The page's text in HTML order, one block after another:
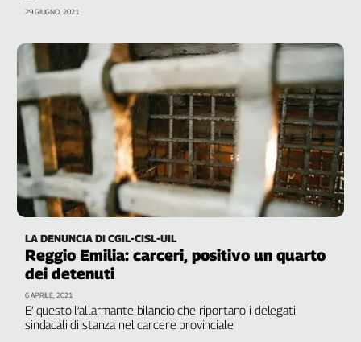
29 GIUGNO, 2021
LA DENUNCIA DI CGIL-CISL-UIL
Reggio Emilia: carceri, positivo un quarto
dei detenuti
E’ questo l’allarmante bilancio che riportano i delegati
sindacali di stanza nel carcere provinciale
6 APRILE, 2021